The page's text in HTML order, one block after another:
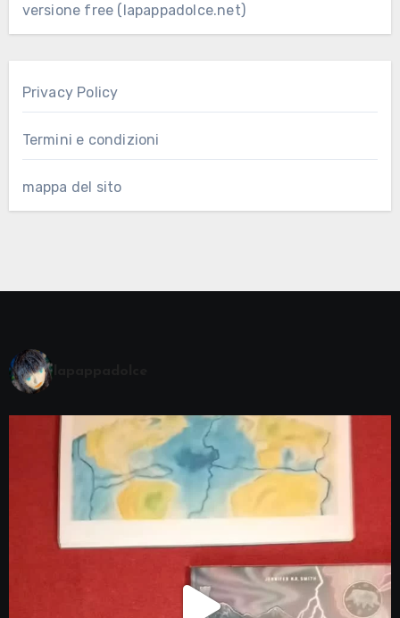
versione free (lapappadolce.net)
Privacy Policy
Termini e condizioni
mappa del sito